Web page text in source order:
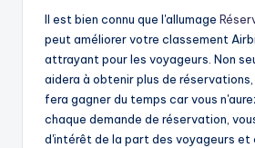
Il est bien connu que l'allumage
peut améliorer votre classement
attrayant pour les voyageurs. Non
aidera à obtenir plus de
fera gagner du temps car vous
chaque demande de réservation,
d'intérêt de la part des voyageurs et